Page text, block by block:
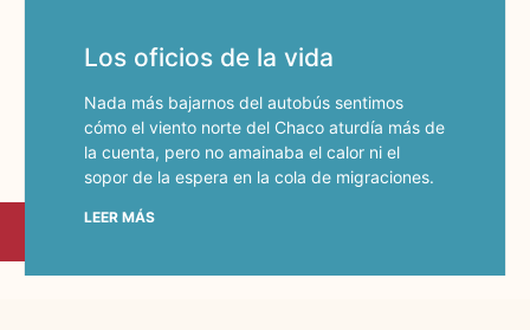
Los oficios de la vida
Nada más bajarnos del autobús sentimos
cómo el viento norte del Chaco aturdía más de
la cuenta, pero no amainaba el calor ni el
sopor de la espera en la cola de migraciones.
LEER MÁS